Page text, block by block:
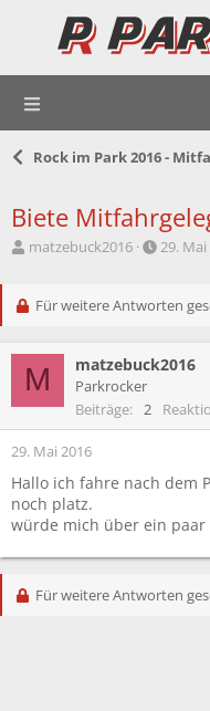
Rock im Park 2016 -
Biete
E
t
l
e
r
matzebuck2016
E
t
l
a
m
29. Mai
Für weitere Antworten
M matzebuck2016
Parkrocker
Beiträge
2
29. Mai 2016
Hallo ich fahre nach dem
noch platz.
würde mich über ein
Für weitere Antworten